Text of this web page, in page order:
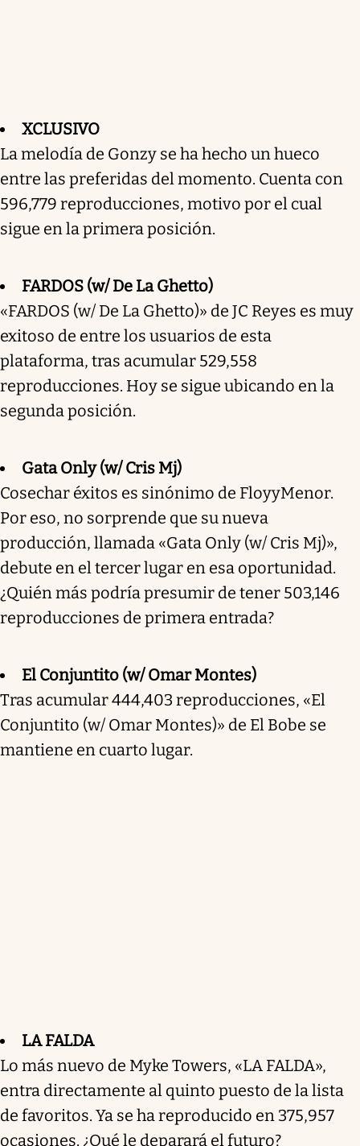
XCLUSIVO
La melodía de Gonzy se ha hecho un hueco
entre las preferidas del momento. Cuenta con
596,779 reproducciones, motivo por el cual
sigue en la primera posición.
FARDOS (w/ De La Ghetto)
«FARDOS (w/ De La Ghetto)» de JC Reyes es muy
exitoso de entre los usuarios de esta
plataforma, tras acumular 529,558
reproducciones. Hoy se sigue ubicando en la
segunda posición.
Gata Only (w/ Cris Mj)
Cosechar éxitos es sinónimo de FloyyMenor.
Por eso, no sorprende que su nueva
producción, llamada «Gata Only (w/ Cris Mj)»,
debute en el tercer lugar en esa oportunidad.
¿Quién más podría presumir de tener 503,146
reproducciones de primera entrada?
El Conjuntito (w/ Omar Montes)
Tras acumular 444,403 reproducciones, «El
Conjuntito (w/ Omar Montes)» de El Bobe se
mantiene en cuarto lugar.
LA FALDA
Lo más nuevo de Myke Towers, «LA FALDA»,
entra directamente al quinto puesto de la lista
de favoritos. Ya se ha reproducido en 375,957
ocasiones. ¿Qué le deparará el futuro?